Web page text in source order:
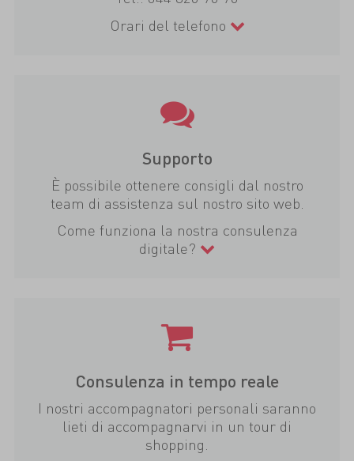
Orari del telefono
Supporto
È possibile ottenere consigli dal nostro
team di assistenza sul nostro sito web.
Come funziona la nostra consulenza
digitale?
Consulenza in tempo reale
I nostri accompagnatori personali saranno
lieti di accompagnarvi in un tour di
shopping.